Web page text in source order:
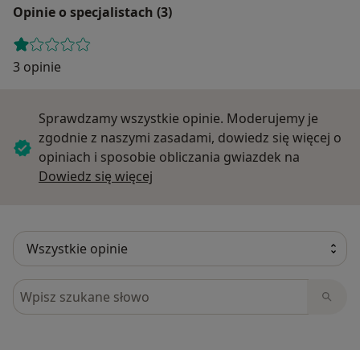
Opinie o specjalistach (3)
3 opinie
Sprawdzamy wszystkie opinie. Moderujemy je
zgodnie z naszymi zasadami, dowiedz się więcej o
opiniach i sposobie obliczania gwiazdek na
Dowiedz się więcej
Szukaj w opiniach